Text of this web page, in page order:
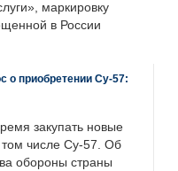
маркировку
в России
о приобретении Су-57:
закупать новые
том числе Су-57. Об
обороны страны